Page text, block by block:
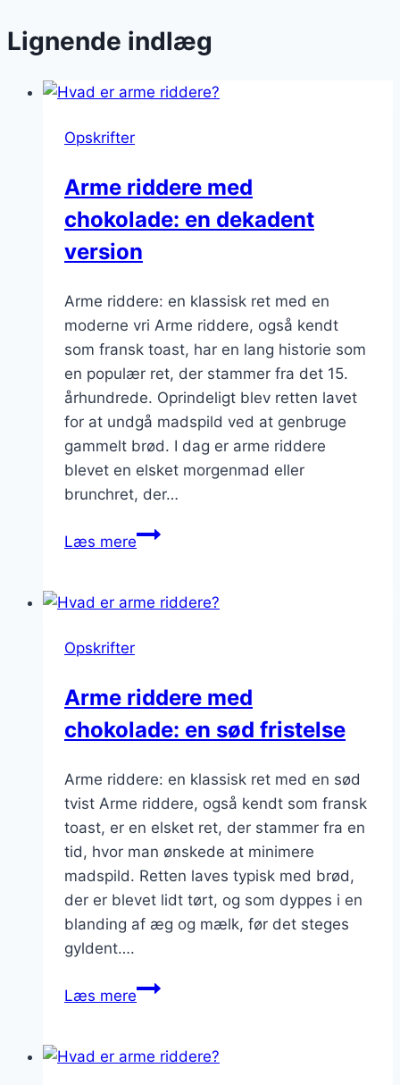
Lignende indlæg
Opskrifter
Arme riddere med
chokolade: en dekadent
version
Arme riddere: en klassisk ret med en
moderne vri Arme riddere, også kendt
som fransk toast, har en lang historie som
en populær ret, der stammer fra det 15.
århundrede. Oprindeligt blev retten lavet
for at undgå madspild ved at genbruge
gammelt brød. I dag er arme riddere
blevet en elsket morgenmad eller
brunchret, der…
Læs mereArme
chokolade:
Opskrifter
Arme riddere med
chokolade: en sød fristelse
Arme riddere: en klassisk ret med en sød
tvist Arme riddere, også kendt som fransk
toast, er en elsket ret, der stammer fra en
tid, hvor man ønskede at minimere
madspild. Retten laves typisk med brød,
der er blevet lidt tørt, og som dyppes i en
blanding af æg og mælk, før det steges
gyldent….
Læs mereArme
chokolade: